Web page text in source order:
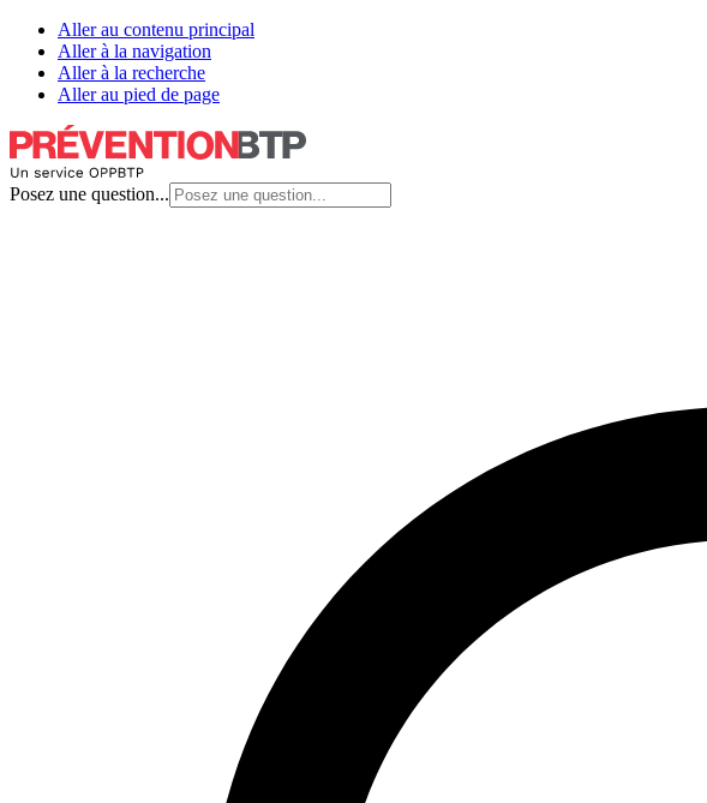
Aller au contenu principal
Aller à la navigation
Aller à la recherche
Aller au pied de page
Posez une question...